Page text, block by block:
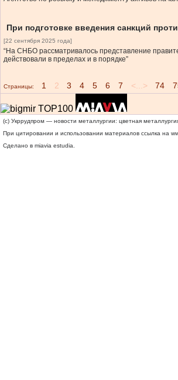
При подготовке введения санкций
[22 сентября 2025 года]
“На СНБО рассматривалось представление
действовали в пределах и в порядке”
Страницы: 1 2 3 4 5 6 7 <...> 74
(c) Укррудпром — новости металлургии: цветная
При цитировании и использовании материалов ссылка на
Сделано в miavia estudia.